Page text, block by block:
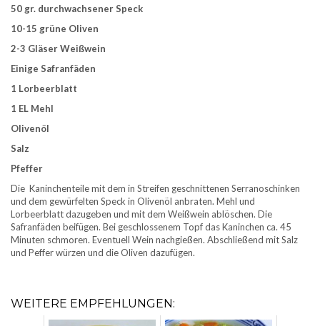
50 gr. durchwachsener Speck
10-15 grüne Oliven
2-3 Gläser Weißwein
Einige Safranfäden
1 Lorbeerblatt
1 EL Mehl
Olivenöl
Salz
Pfeffer
Die Kaninchenteile mit dem in Streifen geschnittenen Serranoschinken
und dem gewürfelten Speck in Olivenöl anbraten. Mehl und
Lorbeerblatt dazugeben und mit dem Weißwein ablöschen. Die
Safranfäden beifügen. Bei geschlossenem Topf das Kaninchen ca. 45
Minuten schmoren. Eventuell Wein nachgießen. Abschließend mit Salz
und Peffer würzen und die Oliven dazufügen.
WEITERE EMPFEHLUNGEN: